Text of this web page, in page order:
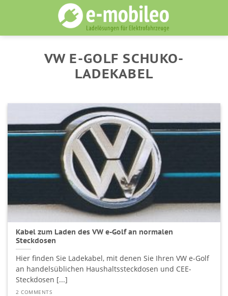
VW E-GOLF SCHUKO-
LADEKABEL
Kabel zum Laden des VW e-Golf an normalen
Steckdosen
Hier finden Sie Ladekabel, mit denen Sie Ihren VW e-Golf
an handelsüblichen Haushaltssteckdosen und CEE-
Steckdosen [...]
2 COMMENTS